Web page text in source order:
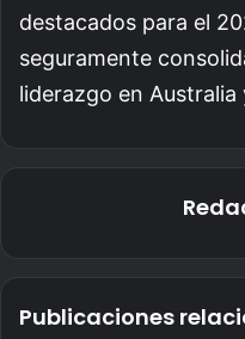
destacados para el
seguramente
liderazgo en Australia
Publicaciones